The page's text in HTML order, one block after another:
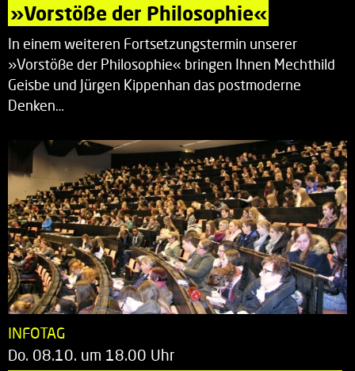
»Vorstöße der Philosophie«
In einem weiteren Fortsetzungstermin unserer
»Vorstöße der Philosophie« bringen Ihnen Mechthild
Geisbe und Jürgen Kippenhan das postmoderne
Denken…
INFOTAG
Do. 08.10. um 18.00 Uhr